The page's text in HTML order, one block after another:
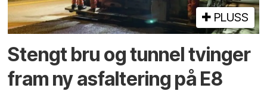
PLUSS
Stengt bru og tunnel tvinger
fram ny asfaltering på E8